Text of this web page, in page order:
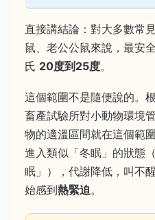
直接講結論：對大多數常
鼠、老公公鼠來說，最安
氏 20度到25度。
這個範圍不是隨便說的。
畜產試驗所對小動物環境
物的適溫區間就在這個範
進入類似「冬眠」的狀態
眠」），代謝降低，叫不
始感到熱緊迫。